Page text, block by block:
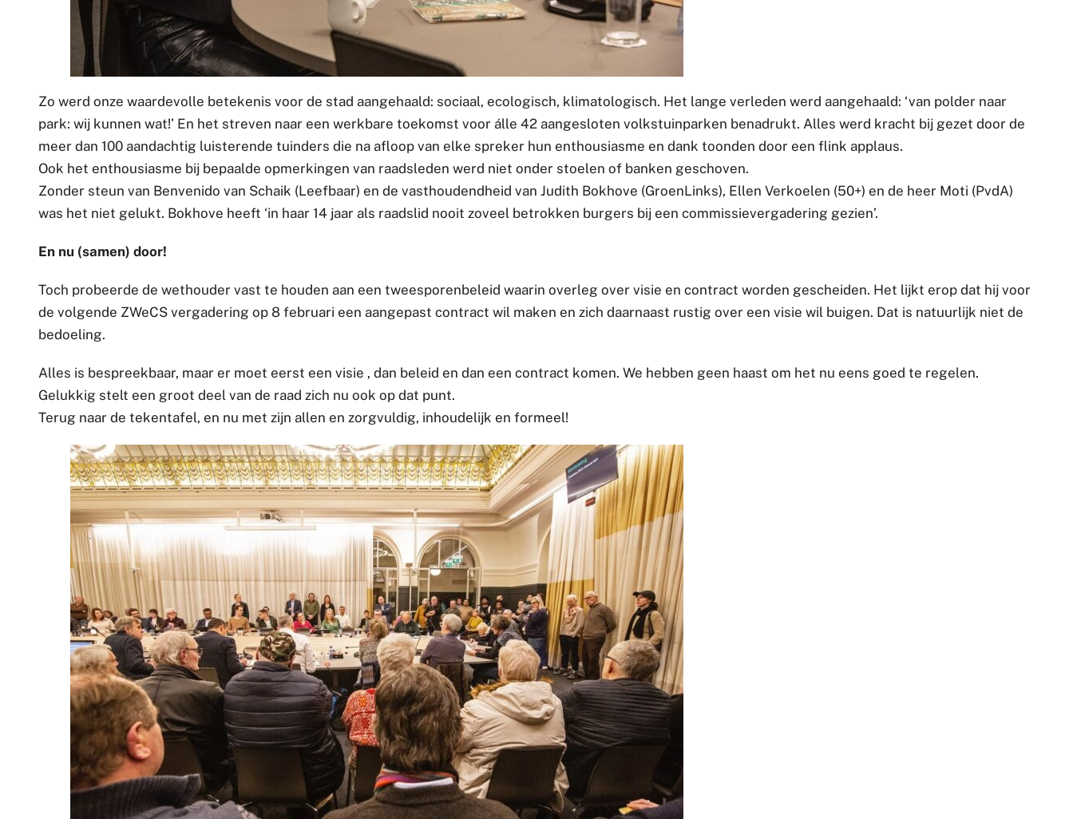
Zo werd onze waardevolle betekenis voor de stad aangehaald: sociaal, ecologisch, klimatologisch. Het lange verleden werd aangehaald: ‘van polder naar
park: wij kunnen wat!’ En het streven naar een werkbare toekomst voor álle 42 aangesloten volkstuinparken benadrukt. Alles werd kracht bij gezet door de
meer dan 100 aandachtig luisterende tuinders die na afloop van elke spreker hun enthousiasme en dank toonden door een flink applaus.
Ook het enthousiasme bij bepaalde opmerkingen van raadsleden werd niet onder stoelen of banken geschoven.
Zonder steun van Benvenido van Schaik (Leefbaar) en de vasthoudendheid van Judith Bokhove (GroenLinks), Ellen Verkoelen (50+) en de heer Moti (PvdA)
was het niet gelukt. Bokhove heeft ‘in haar 14 jaar als raadslid nooit zoveel betrokken burgers bij een commissievergadering gezien’.
En nu (samen) door!
Toch probeerde de wethouder vast te houden aan een tweesporenbeleid waarin overleg over visie en contract worden gescheiden. Het lijkt erop dat hij voor
de volgende ZWeCS vergadering op 8 februari een aangepast contract wil maken en zich daarnaast rustig over een visie wil buigen. Dat is natuurlijk niet de
bedoeling.
Alles is bespreekbaar, maar er moet eerst een visie , dan beleid en dan een contract komen. We hebben geen haast om het nu eens goed te regelen.
Gelukkig stelt een groot deel van de raad zich nu ook op dat punt.
Terug naar de tekentafel, en nu met zijn allen en zorgvuldig, inhoudelijk en formeel!